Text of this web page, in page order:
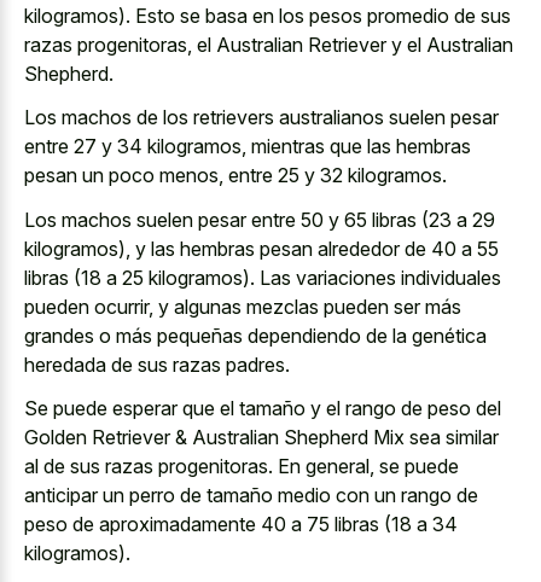
kilogramos). Esto se basa en los pesos promedio de sus
razas progenitoras , el Australian Retriever y el Australian
Shepherd.
Los machos de los retrievers australianos suelen pesar
entre 27 y 34 kilogramos, mientras que las hembras
pesan un poco menos, entre 25 y 32 kilogramos.
Los machos suelen pesar entre 50 y 65 libras (23 a 29
kilogramos), y las hembras pesan alrededor de 40 a 55
libras (18 a 25 kilogramos). Las variaciones individuales
pueden ocurrir, y algunas mezclas pueden ser más
grandes o más pequeñas dependiendo de la genética
heredada de sus razas padres.
Se puede esperar que el tamaño y el rango de peso del
Golden Retriever & Australian Shepherd Mix sea similar
al de sus razas progenitoras. En general, se puede
anticipar un perro de tamaño medio con un rango de
peso de aproximadamente 40 a 75 libras (18 a 34
kilogramos).